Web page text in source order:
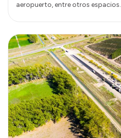
aeropuerto, entre otros espacios.